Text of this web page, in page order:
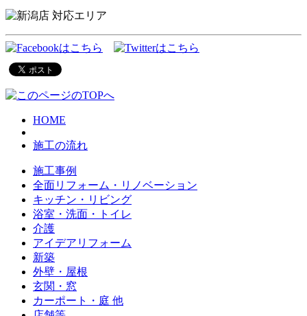
HOME
施工の流れ
施工事例
全面リフォーム・リノベーション
キッチン・リビング
浴室・洗面・トイレ
介護
アイデアリフォーム
新築
外壁・屋根
玄関・窓
カーポート・庭 他